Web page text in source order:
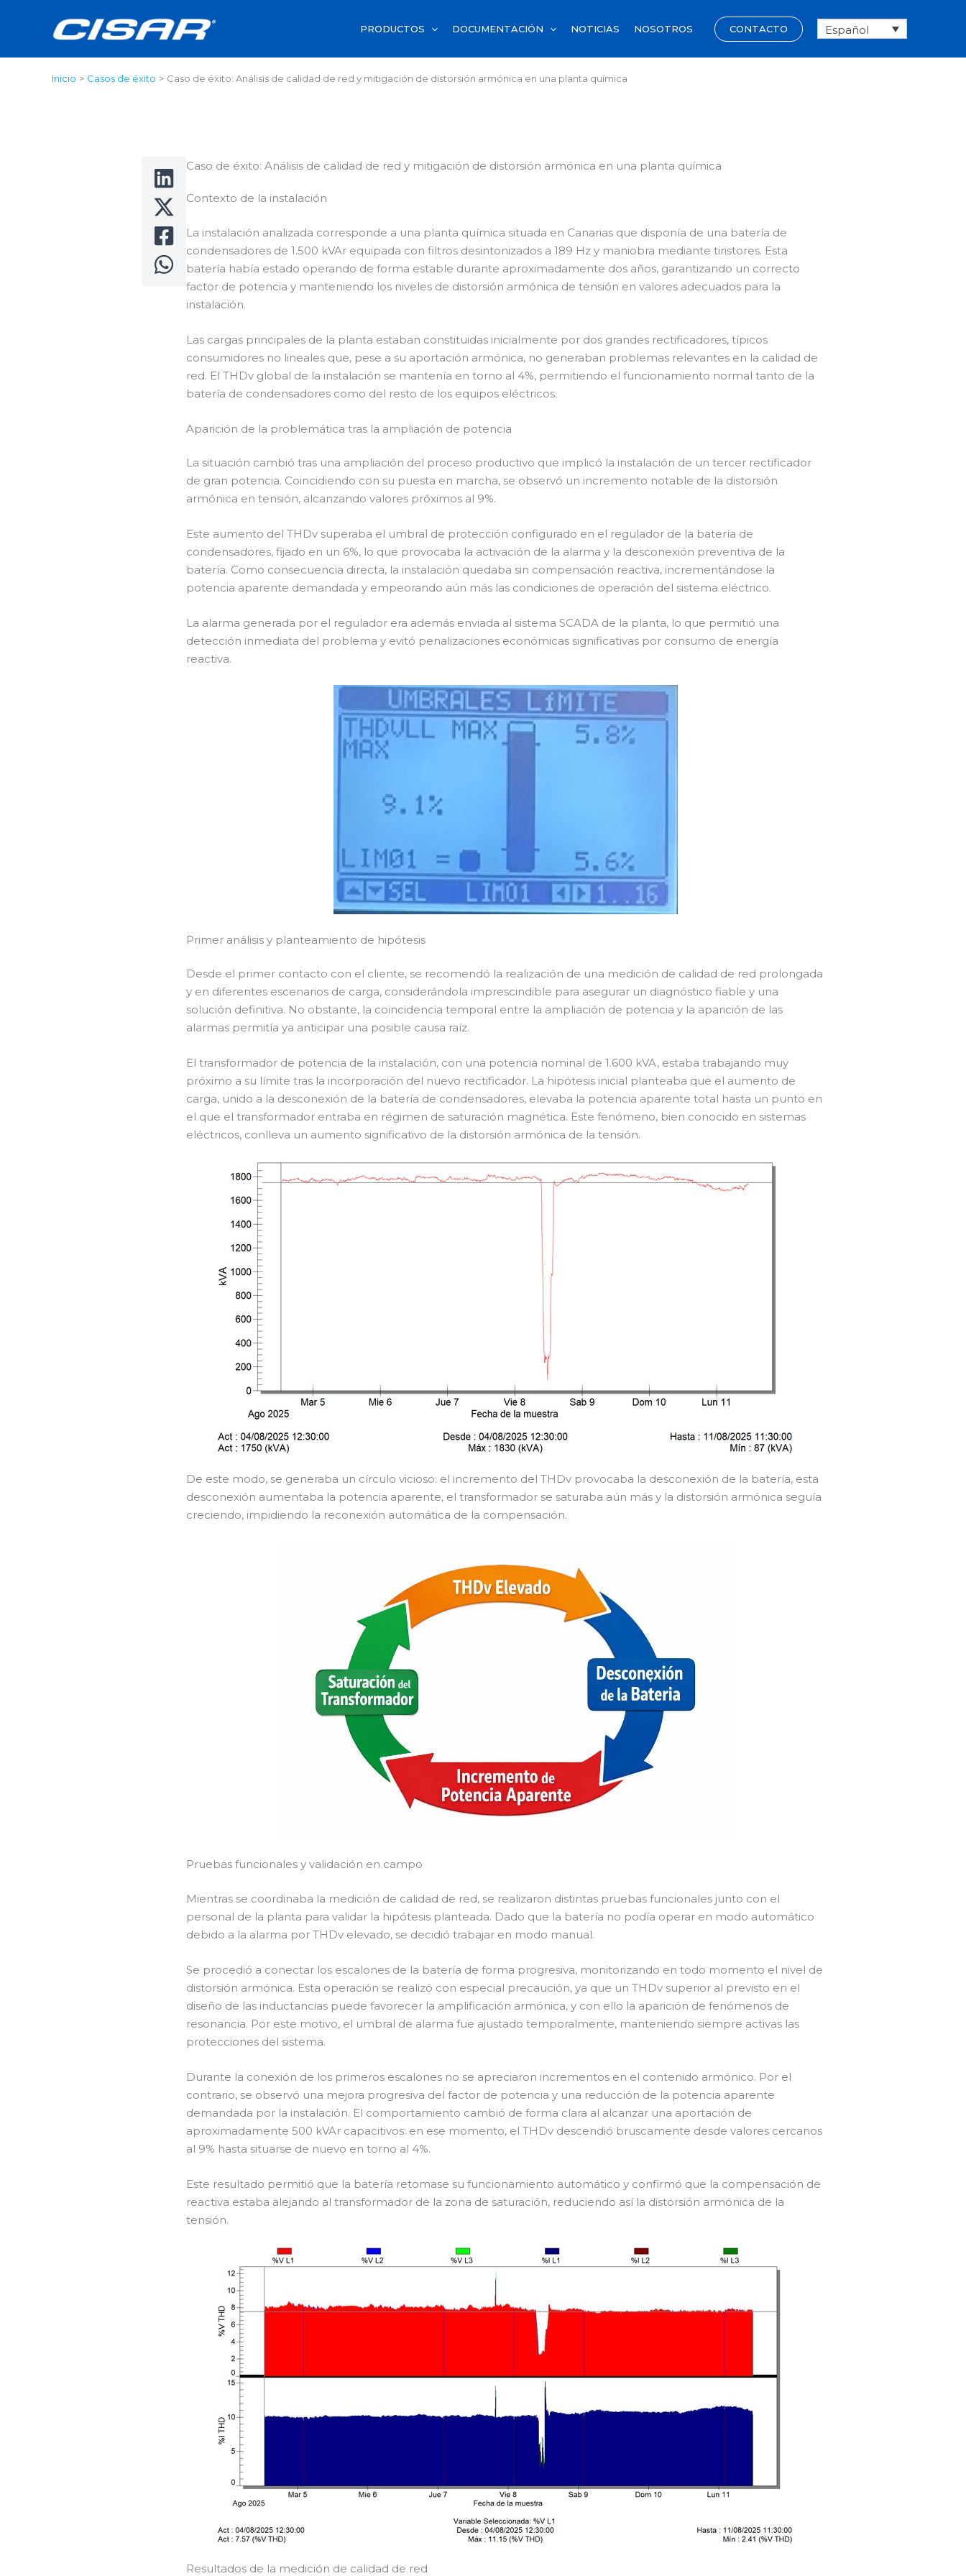
PRODUCTOS DOCUMENTACIÓN NOTICIAS NOSOTROS CONTACTO Español
Inicio Casos de éxito Caso de éxito: Análisis de calidad de red y mitigación de distorsión armónica en una planta química
Caso de éxito: Análisis de calidad de red y mitigación de distorsión armónica en una planta química
Contexto de la instalación
La instalación analizada corresponde a una planta química situada en Canarias que disponía de una batería de
condensadores de 1.500 kVAr equipada con filtros desintonizados a 189 Hz y maniobra mediante tiristores. Esta
batería había estado operando de forma estable durante aproximadamente dos años, garantizando un correcto
factor de potencia y manteniendo los niveles de distorsión armónica de tensión en valores adecuados para la
instalación.
Las cargas principales de la planta estaban constituidas inicialmente por dos grandes rectificadores, típicos
consumidores no lineales que, pese a su aportación armónica, no generaban problemas relevantes en la calidad de
red. El THDv global de la instalación se mantenía en torno al 4%, permitiendo el funcionamiento normal tanto de la
batería de condensadores como del resto de los equipos eléctricos.
Aparición de la problemática tras la ampliación de potencia
La situación cambió tras una ampliación del proceso productivo que implicó la instalación de un tercer rectificador
de gran potencia. Coincidiendo con su puesta en marcha, se observó un incremento notable de la distorsión
armónica en tensión, alcanzando valores próximos al 9%.
Este aumento del THDv superaba el umbral de protección configurado en el regulador de la batería de
condensadores, fijado en un 6%, lo que provocaba la activación de la alarma y la desconexión preventiva de la
batería. Como consecuencia directa, la instalación quedaba sin compensación reactiva, incrementándose la
potencia aparente demandada y empeorando aún más las condiciones de operación del sistema eléctrico.
La alarma generada por el regulador era además enviada al sistema SCADA de la planta, lo que permitió una
detección inmediata del problema y evitó penalizaciones económicas significativas por consumo de energía
reactiva.
Primer análisis y planteamiento de hipótesis
Desde el primer contacto con el cliente, se recomendó la realización de una medición de calidad de red prolongada
y en diferentes escenarios de carga, considerándola imprescindible para asegurar un diagnóstico fiable y una
solución definitiva. No obstante, la coincidencia temporal entre la ampliación de potencia y la aparición de las
alarmas permitía ya anticipar una posible causa raíz.
El transformador de potencia de la instalación, con una potencia nominal de 1.600 kVA, estaba trabajando muy
próximo a su límite tras la incorporación del nuevo rectificador. La hipótesis inicial planteaba que el aumento de
carga, unido a la desconexión de la batería de condensadores, elevaba la potencia aparente total hasta un punto en
el que el transformador entraba en régimen de saturación magnética. Este fenómeno, bien conocido en sistemas
eléctricos, conlleva un aumento significativo de la distorsión armónica de la tensión.
De este modo, se generaba un círculo vicioso: el incremento del THDv provocaba la desconexión de la batería, esta
desconexión aumentaba la potencia aparente, el transformador se saturaba aún más y la distorsión armónica seguía
creciendo, impidiendo la reconexión automática de la compensación.
Pruebas funcionales y validación en campo
Mientras se coordinaba la medición de calidad de red, se realizaron distintas pruebas funcionales junto con el
personal de la planta para validar la hipótesis planteada. Dado que la batería no podía operar en modo automático
debido a la alarma por THDv elevado, se decidió trabajar en modo manual.
Se procedió a conectar los escalones de la batería de forma progresiva, monitorizando en todo momento el nivel de
distorsión armónica. Esta operación se realizó con especial precaución, ya que un THDv superior al previsto en el
diseño de las inductancias puede favorecer la amplificación armónica, y con ello la aparición de fenómenos de
resonancia. Por este motivo, el umbral de alarma fue ajustado temporalmente, manteniendo siempre activas las
protecciones del sistema.
Durante la conexión de los primeros escalones no se apreciaron incrementos en el contenido armónico. Por el
contrario, se observó una mejora progresiva del factor de potencia y una reducción de la potencia aparente
demandada por la instalación. El comportamiento cambió de forma clara al alcanzar una aportación de
aproximadamente 500 kVAr capacitivos: en ese momento, el THDv descendió bruscamente desde valores cercanos
al 9% hasta situarse de nuevo en torno al 4%.
Este resultado permitió que la batería retomase su funcionamiento automático y confirmó que la compensación de
reactiva estaba alejando al transformador de la zona de saturación, reduciendo así la distorsión armónica de la
tensión.
Resultados de la medición de calidad de red